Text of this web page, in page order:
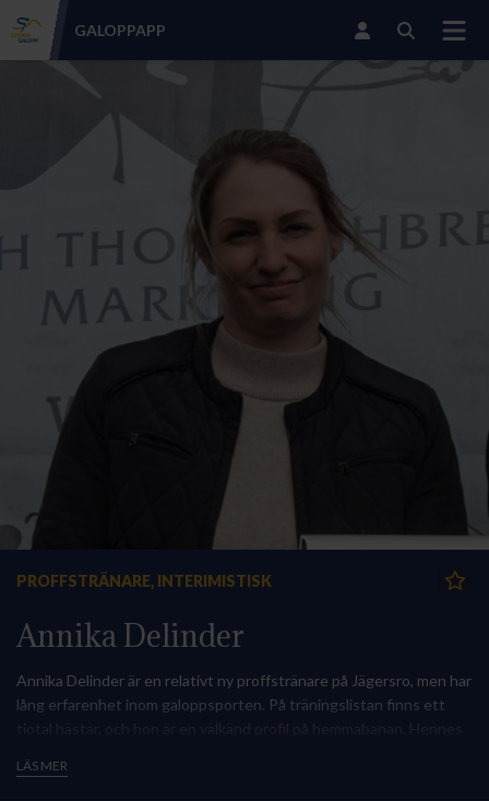
GALOPPAPP
PROFFSTRÄNARE, INTERIMISTISK
Annika Delinder
Annika Delinder är en relativt ny proffstränare på Jägersro, men har
lång erfarenhet inom galoppsporten. På träningslistan finns ett
med Couples, en seger som inbringade 150 000 kronor och
LÄS MER